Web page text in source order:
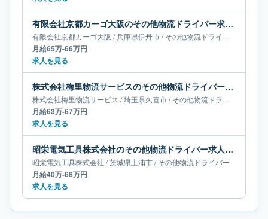
有限会社京都カーゴ大阪のその他物流ドライバー求人｜兵庫県伊丹市｜月給65万-66万円
有限会社京都カーゴ大阪 /兵庫県伊丹市/その他物流ドライバー
月給65万-66万円
求人を見る
株式会社梅里物流サービスのその他物流ドライバー求人｜埼玉県久喜市｜月給63万-67万円
株式会社梅里物流サービス /埼玉県久喜市/その他物流ドライバー
月給63万-67万円
求人を見る
昭栄電気工具株式会社のその他物流ドライバー求人｜茨城県土浦市｜月給40万-68万円
昭栄電気工具株式会社 /茨城県土浦市/その他物流ドライバー
月給40万-68万円
求人を見る